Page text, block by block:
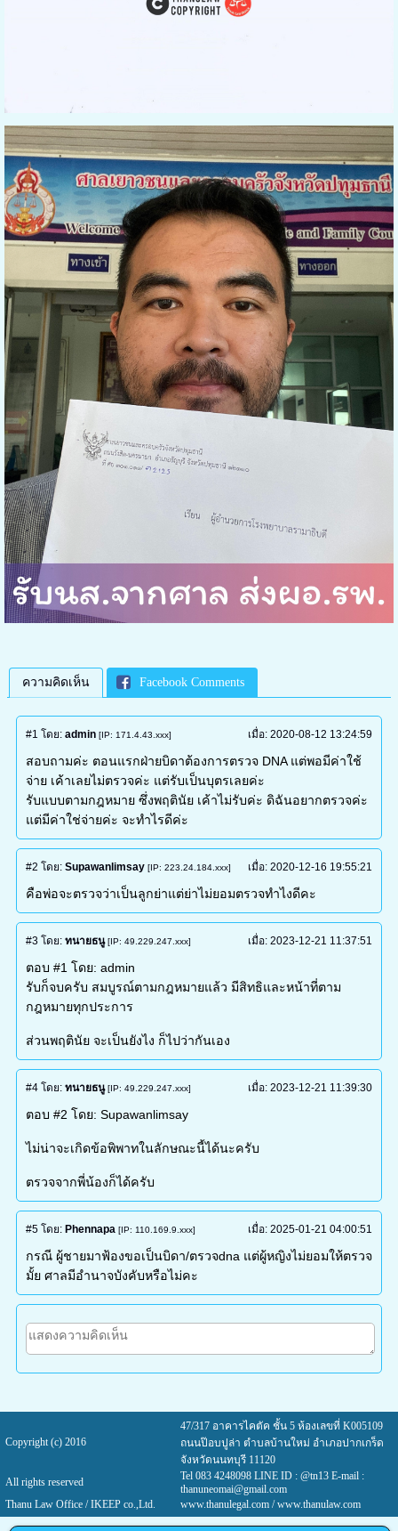
ความคิดเห็น Facebook Comments
#1 โดย: admin [IP: 171.4.43.xxx] เมื่อ:2020-08-12 13:24:59
สอบถามค่ะ ตอนแรกฝ่ายบิดาต้องการตรวจ DNA แต่พอมีค่าใช้
จ่าย เค้าเลยไม่ตรวจค่ะ แต่รับเป็นบุตรเลยค่ะ
รับแบบตามกฎหมาย ซึ่งพฤตินัย เค้าไม่รับค่ะ ดิฉันอยากตรวจค่ะ
แต่มีค่าใช่จ่ายค่ะ จะทำไรดีค่ะ
#2 โดย: Supawanlimsay [IP: 223.24.184.xxx] เมื่อ:2020-12-16 19:55:21
คือพ่อจะตรวจว่าเป็นลูกย่าแต่ย่าไม่ยอมตรวจทำไงดีคะ
#3โดย: ทนายธนู [IP: 49.229.247.xxx] เมื่อ:2023-12-21 11:37:51
ตอบ #1 โดย: admin
รับก็จบครับ สมบูรณ์ตามกฎหมายแล้ว มีสิทธิและหน้าที่ตาม
กฎหมายทุกประการ
ส่วนพฤตินัย จะเป็นยังไง ก็ไปว่ากันเอง
#4โดย: ทนายธนู [IP: 49.229.247.xxx] เมื่อ:2023-12-21 11:39:30
ตอบ #2 โดย: Supawanlimsay
ไม่น่าจะเกิดข้อพิพาทในลักษณะนี้ได้นะครับ
ตรวจจากพี่น้องก็ได้ครับ
#5โดย: Phennapa [IP: 110.169.9.xxx] เมื่อ:2025-01-21 04:00:51
กรณี ผู้ชายมาฟ้องขอเป็นบิดา/ตรวจdna แต่ผู้หญิงไม่ยอมให้ตรวจ
มั้ย ศาลมีอำนาจบังคับหรือไม่คะ
Copyright (c) 2016
47/317 อาคารไคตัค ชั้น 5 ห้องเลขที่ K005109
ถนนป๊อบปูล่า ตำบลบ้านใหม่ อำเภอปากเกร็ด
จังหวัดนนทบุรี 11120
All rights reserved
Tel 083 4248098 LINE ID : @tn13 E-mail :
thanuneomai@gmail.com
Thanu Law Office / IKEEP co.,Ltd.
www.thanulegal.com / www.thanulaw.com